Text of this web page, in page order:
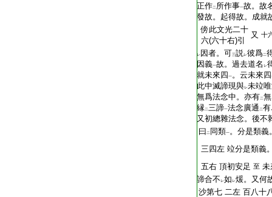
正作二 所作事一故。故
發故。起得故。成就
傍此文光二十
六(六十右)引
又 十
レ 因者。可三説レ彼爲二
因義一故。過去道名 レ
就未來四一。云未來四
此中滅諦現與レ未竝
無爲法念中。亦有二
縁二三諦一法念廣通 二
又初總雜法念。後不
曰 二 同類一。分是類義
三四左 竝分是類義
五右 頂初安足 至
諦合不 レ如 レ煖。又何
沙第七 二左 百八十